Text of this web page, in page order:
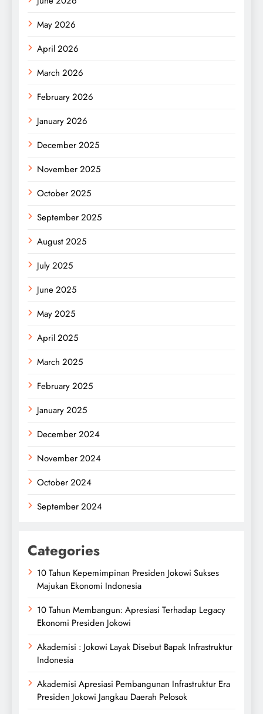
May 2026
April 2026
March 2026
February 2026
January 2026
December 2025
November 2025
October 2025
September 2025
August 2025
July 2025
June 2025
May 2025
April 2025
March 2025
February 2025
January 2025
December 2024
November 2024
October 2024
September 2024
Categories
10 Tahun Kepemimpinan Presiden Jokowi Sukses
Majukan Ekonomi Indonesia
10 Tahun Membangun: Apresiasi Terhadap Legacy
Ekonomi Presiden Jokowi
Akademisi : Jokowi Layak Disebut Bapak Infrastruktur
Indonesia
Akademisi Apresiasi Pembangunan Infrastruktur Era
Presiden Jokowi Jangkau Daerah Pelosok